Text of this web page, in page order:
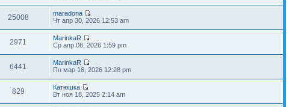
25008
maradona
Чт апр 30, 2026 12:53 am
2971
MarinkaR
Ср апр 08, 2026 1:59 pm
6441
MarinkaR
Пн мар 16, 2026 12:28 pm
829
Катюшка
Вт ноя 18, 2025 2:14 am